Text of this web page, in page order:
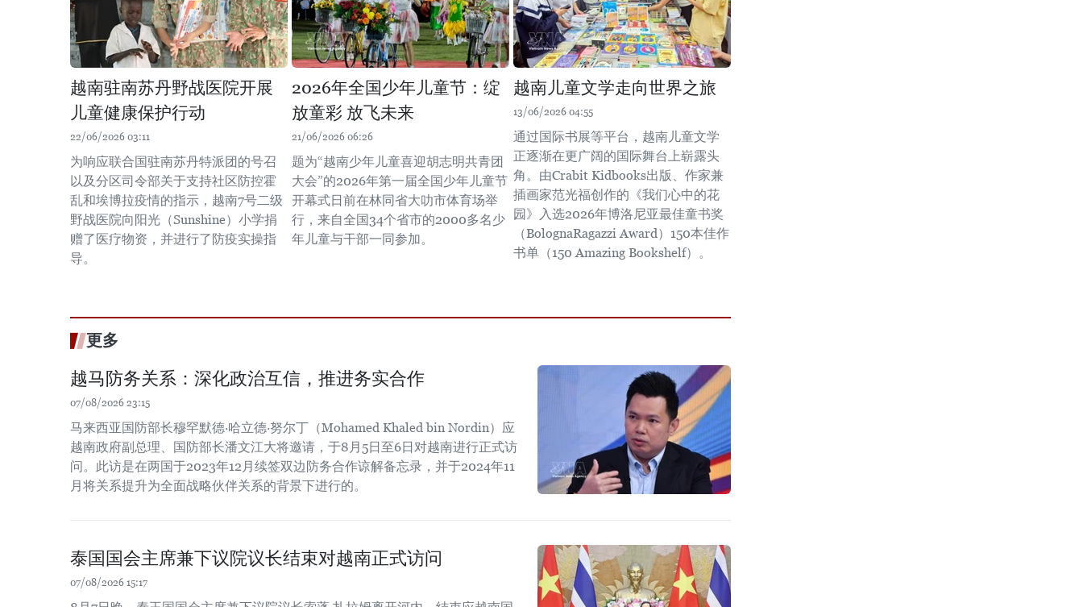
越南驻南苏丹野战医院开展
儿童健康保护行动
22/06/2026 03:11
为响应联合国驻南苏丹特派团的号召
以及分区司令部关于支持社区防控霍
乱和埃博拉疫情的指示，越南7号二级
野战医院向阳光（Sunshine）小学捐
赠了医疗物资，并进行了防疫实操指
导。
2026年全国少年儿童节：绽
放童彩 放飞未来
21/06/2026 06:26
题为“越南少年儿童喜迎胡志明共青团
大会”的2026年第一届全国少年儿童节
开幕式日前在林同省大叻市体育场举
行，来自全国34个省市的2000多名少
年儿童与干部一同参加。
越南儿童文学走向世界之旅
13/06/2026 04:55
通过国际书展等平台，越南儿童文学
正逐渐在更广阔的国际舞台上崭露头
角。由Crabit Kidbooks出版、作家兼
插画家范光福创作的《我们心中的花
园》入选2026年博洛尼亚最佳童书奖
（BolognaRagazzi Award）150本佳作
书单（150 Amazing Bookshelf）。
更多
越马防务关系：深化政治互信，推进务实合作
07/08/2026 23:15
马来西亚国防部长穆罕默德·哈立德·努尔丁（Mohamed Khaled bin Nordin）应
越南政府副总理、国防部长潘文江大将邀请，于8月5日至6日对越南进行正式访
问。此访是在两国于2023年12月续签双边防务合作谅解备忘录，并于2024年11
月将关系提升为全面战略伙伴关系的背景下进行的。
泰国国会主席兼下议院议长结束对越南正式访问
07/08/2026 15:17